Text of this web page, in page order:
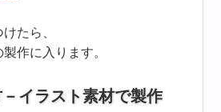
たら、
作に入ります。
イラスト素材で製作